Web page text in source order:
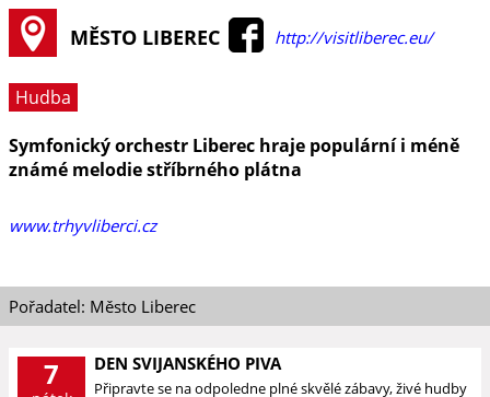
MĚSTO LIBEREC http://visitliberec.eu/
Hudba
Symfonický orchestr Liberec hraje populární i méně
známé melodie stříbrného plátna
www.trhyvliberci.cz
Pořadatel: Město Liberec
7 DEN SVIJANSKÉHO PIVA
Připravte se na odpoledne plné skvělé zábavy, živé hudby